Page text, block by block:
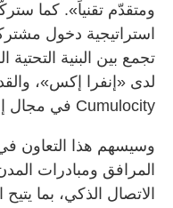
ومتقدّم تقنياً». كما
تجمع بين البنية التحتية
لدى «إنفرا إكس»،
Cumulocity في مجال إنترنت الأشياء.
وسيسهم هذا التعاون
المرافق ومبادرات
الاتصال الذكي، بما